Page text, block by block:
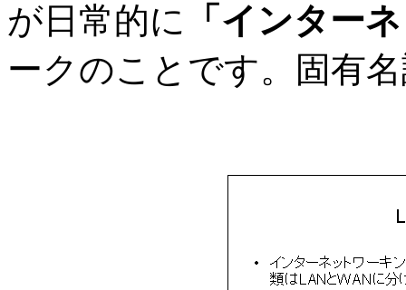
が日常的に 「インター
ークのことです。固有